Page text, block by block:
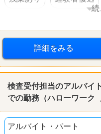
詳細をみる
検査受付担当のアルバイ
での勤務（ハローワーク
アルバイト・パート